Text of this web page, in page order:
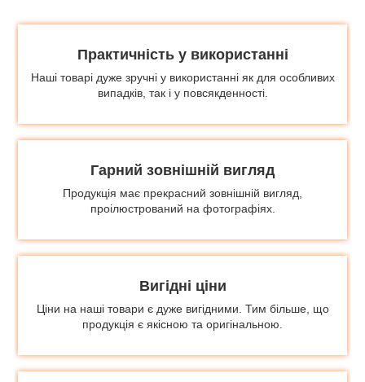
Практичність у використанні
Наші товарі дуже зручні у використанні як для особливих
випадків, так і у повсякденності.
Гарний зовнішній вигляд
Продукція має прекрасний зовнішній вигляд,
проілюстрований на фотографіях.
Вигідні ціни
Ціни на наші товари є дуже вигідними. Тим більше, що
продукція є якісною та оригінальною.